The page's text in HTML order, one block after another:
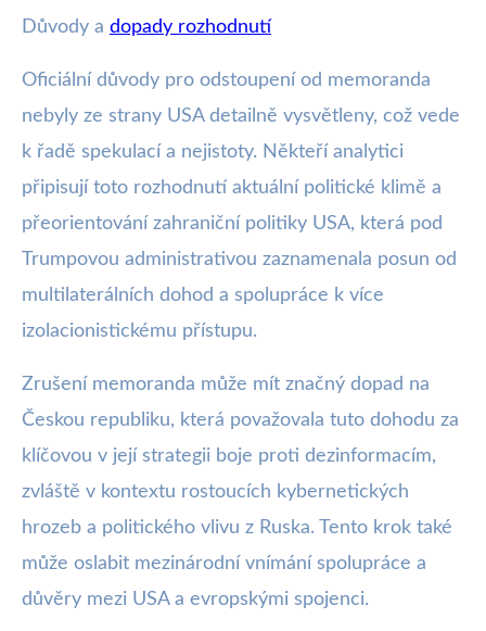
Důvody a dopady rozhodnutí
Oficiální důvody pro odstoupení od memoranda
nebyly ze strany USA detailně vysvětleny, což vede
k řadě spekulací a nejistoty. Někteří analytici
připisují toto rozhodnutí aktuální politické klimě a
přeorientování zahraniční politiky USA, která pod
Trumpovou administrativou zaznamenala posun od
multilaterálních dohod a spolupráce k více
izolacionistickému přístupu.
Zrušení memoranda může mít značný dopad na
Českou republiku, která považovala tuto dohodu za
klíčovou v její strategii boje proti dezinformacím,
zvláště v kontextu rostoucích kybernetických
hrozeb a politického vlivu z Ruska. Tento krok také
může oslabit mezinárodní vnímání spolupráce a
důvěry mezi USA a evropskými spojenci.